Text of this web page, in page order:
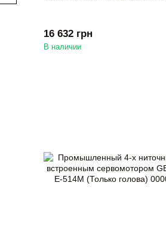
16 632 грн
В наличии